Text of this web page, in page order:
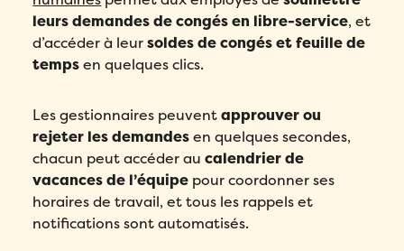
leurs demandes de congés en libre-service, et
d’accéder à leursoldes de congés et feuille de
tempsen quelques clics.
Les gestionnaires peuventapprouver ou
rejeter les demandesen quelques secondes,
chacun peut accéder aucalendrier de
vacances de l’équipe pour coordonner ses
horaires de travail, et tous les rappels et
notifications sont automatisés.